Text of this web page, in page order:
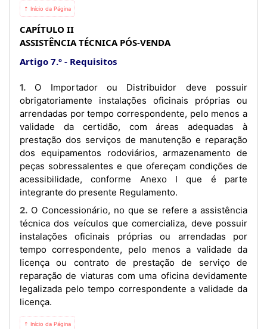
⇡ Início da Página
CAPÍTULO II
ASSISTÊNCIA TÉCNICA PÓS-VENDA
Artigo 7.º
Requisitos
1. O Importador ou Distribuidor deve possuir
obrigatoriamente instalações oficinais próprias ou
arrendadas por tempo correspondente, pelo menos a
validade da certidão, com áreas adequadas à
prestação dos serviços de manutenção e reparação
dos equipamentos rodoviários, armazenamento de
peças sobressalentes e que ofereçam condições de
acessibilidade, conforme Anexo I que é parte
integrante do presente Regulamento.
2. O Concessionário, no que se refere a assistência
técnica dos veículos que comercializa, deve possuir
instalações oficinais próprias ou arrendadas por
tempo correspondente, pelo menos a validade da
licença ou contrato de prestação de serviço de
reparação de viaturas com uma oficina devidamente
legalizada pelo tempo correspondente a validade da
licença.
⇡ Início da Página